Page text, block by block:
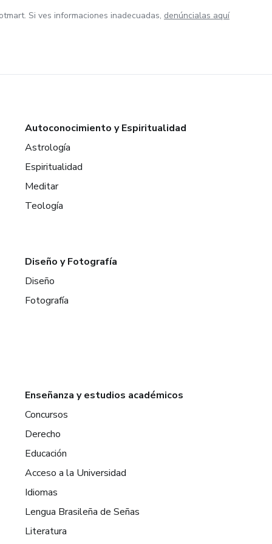
Si ves informaciones inadecuadas, denúncialas aquí
Autoconocimiento y Espiritualidad
Astrología
Espiritualidad
Meditar
Teología
Diseño y Fotografía
Diseño
Fotografía
Enseñanza y estudios académicos
Concursos
Derecho
Educación
Acceso a la Universidad
Idiomas
Lengua Brasileña de Señas
Literatura